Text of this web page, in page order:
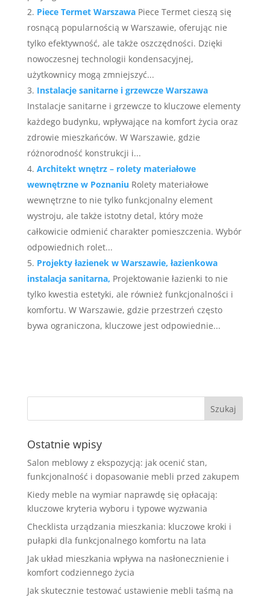
Piece Termet Warszawa Piece Termet cieszą się
rosnącą popularnością w Warszawie, oferując nie
tylko efektywność, ale także oszczędności. Dzięki
nowoczesnej technologii kondensacyjnej,
użytkownicy mogą zmniejszyć...
Instalacje sanitarne i grzewcze Warszawa
Instalacje sanitarne i grzewcze to kluczowe elementy
każdego budynku, wpływające na komfort życia oraz
zdrowie mieszkańców. W Warszawie, gdzie
różnorodność konstrukcji i...
Architekt wnętrz – rolety materiałowe
wewnętrzne w Poznaniu Rolety materiałowe
wewnętrzne to nie tylko funkcjonalny element
wystroju, ale także istotny detal, który może
całkowicie odmienić charakter pomieszczenia. Wybór
odpowiednich rolet...
Projekty łazienek w Warszawie, łazienkowa
instalacja sanitarna, Projektowanie łazienki to nie
tylko kwestia estetyki, ale również funkcjonalności i
komfortu. W Warszawie, gdzie przestrzeń często
bywa ograniczona, kluczowe jest odpowiednie...
Ostatnie wpisy
Salon meblowy z ekspozycją: jak ocenić stan,
funkcjonalność i dopasowanie mebli przed zakupem
Kiedy meble na wymiar naprawdę się opłacają:
kluczowe kryteria wyboru i typowe wyzwania
Checklista urządzania mieszkania: kluczowe kroki i
pułapki dla funkcjonalnego komfortu na lata
Jak układ mieszkania wpływa na nasłonecznienie i
komfort codziennego życia
Jak skutecznie testować ustawienie mebli taśmą na